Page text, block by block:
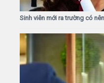
Sinh viên mới ra trường có